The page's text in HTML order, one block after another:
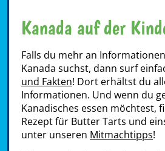
Kanada auf der
Falls du mehr an
Kanada suchst, dann surf
und Fakten! Dort erhältst du
Informationen. Und wenn du
Kanadisches essen möchtest,
Rezept für Butter Tarts und
unter unseren Mitmachtipps!